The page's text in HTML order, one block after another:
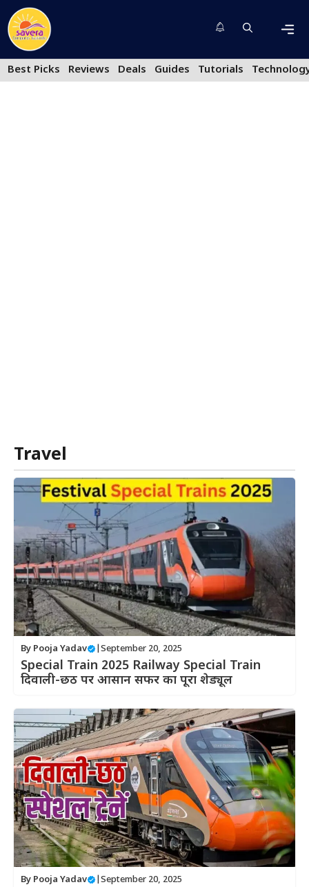
Skip
to
content
Best Picks
Reviews Deals Guides Tutorials
Travel
By Pooja Yadav September 20, 2025
Special Train 2025 Railway Special Train
दिवाली-छठ पर आसान सफर का पूरा शेड्यूल
By Pooja Yadav September 20, 2025